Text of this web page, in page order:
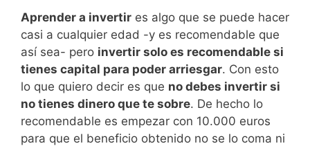
Aprender a invertir es algo que se puede hacer
casi a cualquier edad -y es recomendable que
así sea- pero invertir solo es recomendable si
tienes capital para poder arriesgar. Con esto
lo que quiero decir es que no debes invertir si
no tienes dinero que te sobre. De hecho lo
recomendable es empezar con 10.000 euros
para que el beneficio obtenido no se lo coma ni